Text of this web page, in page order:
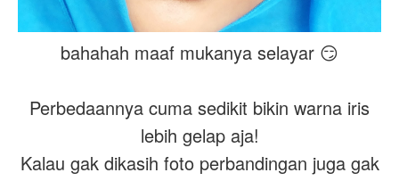
bahahah maaf mukanya selayar 😏
Perbedaannya cuma sedikit bikin warna iris
lebih gelap aja!
Kalau gak dikasih foto perbandingan juga gak